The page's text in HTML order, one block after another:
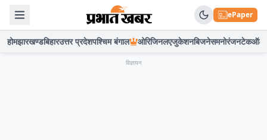
ePaper
होमझारखण्डबिहारउत्तर प्रदेशपश्चिम बंगाल ओरिजिनलएजुकेशनबिजनेसमनोरंजनटेकऑटो
विज्ञापन